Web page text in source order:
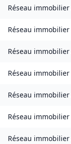
Réseau immobilier
Réseau immobilier
Réseau immobilier
Réseau immobilier
Réseau immobilier
Réseau immobilier
Réseau immobilier